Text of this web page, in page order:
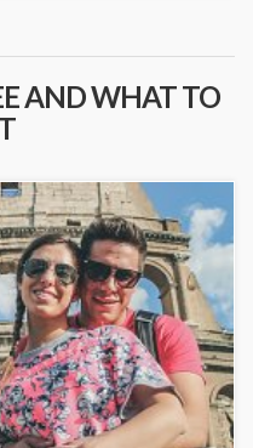
AND WHAT TO